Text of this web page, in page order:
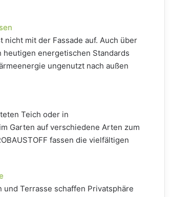
mit der Fassade auf. Auch über
energetischen Standards
ungenutzt nach außen
Teich oder in
Garten auf verschiedene Arten zum
fassen die vielfältigen
Terrasse schaffen Privatsphäre